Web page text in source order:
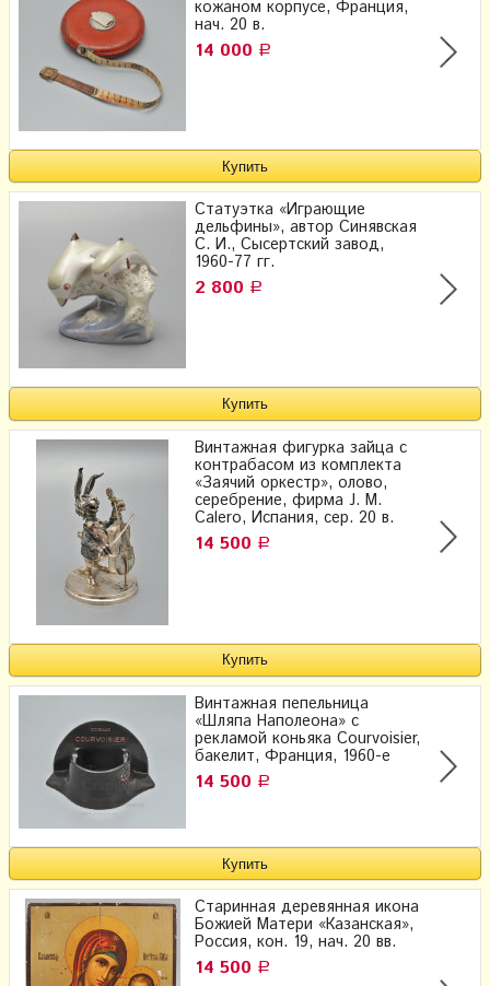
кожаном корпусе, Франция,
нач. 20 в.
14 000 Р
Статуэтка «Играющие
дельфины», ​автор Синявская
С. И., Сысертский завод,
1960-77 гг.
2 800 Р
Винтажная фигурка зайца с
контрабасом из комплекта
«Заячий оркестр», олово,
серебрение, фирма J. M.
Calero, Испания, сер. 20 в.
14 500 Р
Винтажная пепельница
«Шляпа Наполеона» с
рекламой коньяка Courvoisier,
бакелит, Франция, 1960-е
14 500 Р
Старинная деревянная икона
Божией Матери «Казанская»,
Россия, кон. 19, нач. 20 вв.
14 500 Р